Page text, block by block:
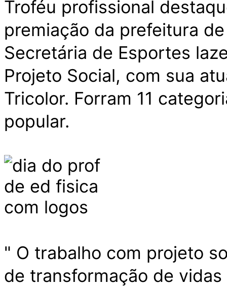
Troféu profissional
premiação da prefeitura
Secretária de Esportes
Projeto Social, com sua
Tricolor. Forram 11
popular.
" O trabalho com projeto
de transformação de